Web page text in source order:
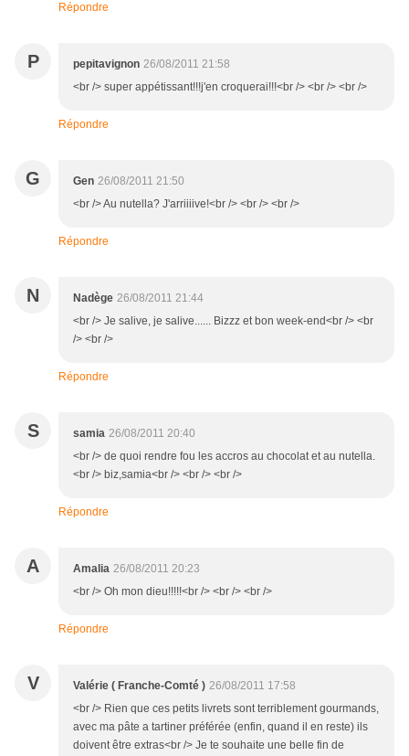
Répondre
P pepitavignon 26/08/2011 21:58
<br /> super appétissant!!!j'en croquerai!!!<br /> <br /> <br />
Répondre
G Gen 26/08/2011 21:50
<br /> Au nutella? J'arriiiive!<br /> <br /> <br />
Répondre
N Nadège 26/08/2011 21:44
<br /> Je salive, je salive...... Bizzz et bon week-end<br /> <br
/> <br />
Répondre
S samia 26/08/2011 20:40
<br /> de quoi rendre fou les accros au chocolat et au nutella.
<br /> biz,samia<br /> <br /> <br />
Répondre
A Amalia 26/08/2011 20:23
<br /> Oh mon dieu!!!!!<br /> <br /> <br />
Répondre
V Valérie ( Franche-Comté ) 26/08/2011 17:58
<br /> Rien que ces petits livrets sont terriblement gourmands,
avec ma pâte a tartiner préférée (enfin, quand il en reste) ils
doivent être extras<br /> Je te souhaite une belle fin de